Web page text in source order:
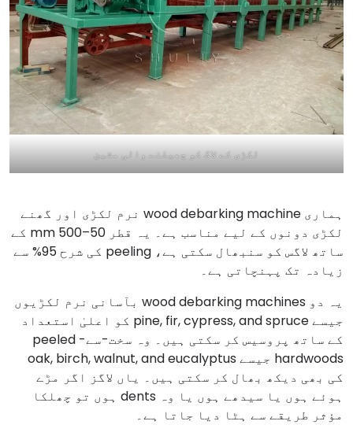
لکڑی کے لاگ کو چھیلنے والی مشین
ہماری wood debarking machine نرم لکڑی اور گھنے
لکڑی دونوں کے لیے مناسب ہے۔ یہ قطر 50–500 mm کے
ساتھ لاگس کو سنبھال سکتی ہے، peeling کی شرح 95% سے
زیادہ تک پہنچاتی ہے۔
یہ دو wood debarking machines بآسانی نرم لکڑیوں
جیسے pine, fir, cypress, and spruce کو اعلیٰ استعداد
کے ساتھ پروسیس کر سکتی ہیں۔ وہ سخت-سے- peeled
hardwoods جیسے oak, birch, walnut, and eucalyptus
کی بھی دیکھ بھال کر سکتی ہیں۔ یاں لاگز اگر مڑے
ہوئے ہوں یا سیدھے ہوں یا وہ dents ہوں تو چھلکا
مؤثر طریقے سے ہٹا دیا جاتا ہے۔